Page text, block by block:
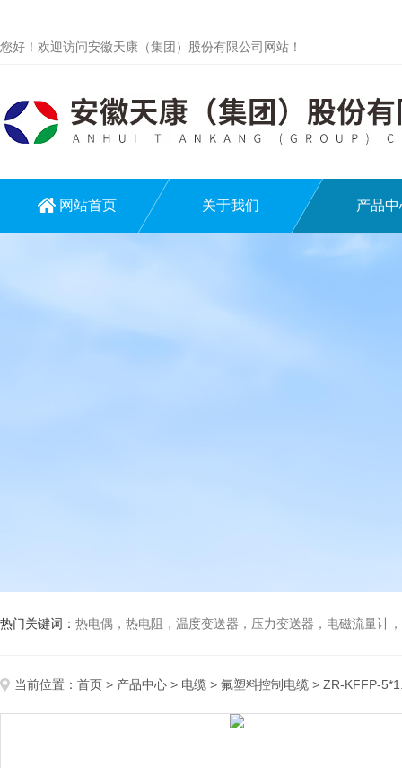
您好！欢迎访问安徽天康（集团）股份有限公司网站！
网站首页 关于我们 产品中
热门关键词： 热电偶，热电阻，温度变送器，压力变送器，电磁流量计，
当前位置： 首页 > 产品中心 > 电缆 > 氟塑料控制电缆 > ZR-KFFP-